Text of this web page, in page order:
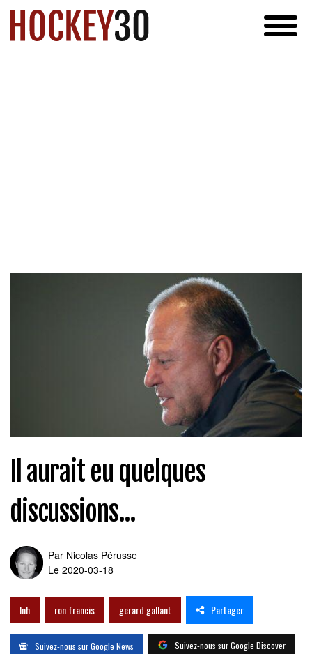
Il aurait eu quelques
discussions...
Par Nicolas Pérusse
Le 2020-03-18
lnh ron francis gerard gallant Partager
Suivez-nous sur Google News Suivez-nous sur Google Discover